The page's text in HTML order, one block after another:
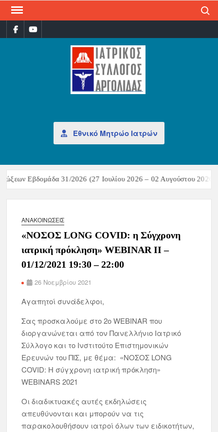
Εθνικό Μητρώο Ιατρών
Εβδομάδα 31/2026 (27 Ιουλίου 2026 – 02 Αυγούστου
ΑΝΑΚΟΙΝΏΣΕΙΣ
«ΝΟΣΟΣ LONG COVID: η Σύγχρονη
ιατρική πρόκληση» WEBINAR II –
01/12/2021 19:30 – 22:00
26 Νοεμβρίου 2021
Αγαπητοί συνάδελφοι,
Σας προσκαλούμε στο 2o WEBINAR που
διοργανώνεται από τον Πανελλήνιο Ιατρικό
Σύλλογο και το Ινστιτούτο Επιστημονικών
Ερευνών του ΠΙΣ, με θέμα: «ΝΟΣΟΣ LONG
COVID: Η σύγχρονη ιατρική πρόκληση»
WEBINARS 2021
Οι διαδικτυακές αυτές εκδηλώσεις
απευθύνονται και μπορούν να τις
παρακολουθήσουν ιατροί όλων των ειδικοτήτων,